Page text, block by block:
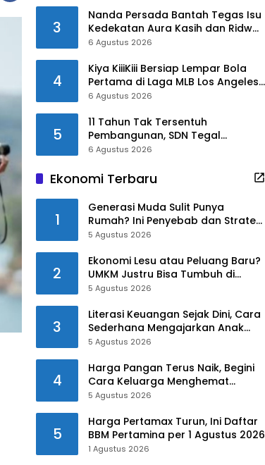
3
Nanda Persada Bantah Tegas Isu
Kedekatan Aura Kasih dan Ridwan
Kamil
6 Agustus 2026
4
Kiya KiiiKiii Bersiap Lempar Bola
Pertama di Laga MLB Los Angeles
Angels
6 Agustus 2026
5
​11 Tahun Tak Tersentuh
Pembangunan, SDN Tegal
Benteng Kini Punya Wajah Baru di
6 Agustus 2026
Ekonomi Terbaru
1
Generasi Muda Sulit Punya
Rumah? Ini Penyebab dan Strategi
Mengatasinya
5 Agustus 2026
2
Ekonomi Lesu atau Peluang Baru?
UMKM Justru Bisa Tumbuh di
Tengah Ketidakpastian
5 Agustus 2026
3
Literasi Keuangan Sejak Dini, Cara
Sederhana Mengajarkan Anak
Mengelola Uang
5 Agustus 2026
4
Harga Pangan Terus Naik, Begini
Cara Keluarga Menghemat
Belanja
5 Agustus 2026
5
Harga Pertamax Turun, Ini Daftar
BBM Pertamina per 1 Agustus 2026
1 Agustus 2026